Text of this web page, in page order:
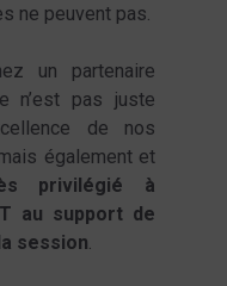
ne peuvent pas.
un partenaire
n’est pas juste
de nos
également et
privilégié à
au support de
session.